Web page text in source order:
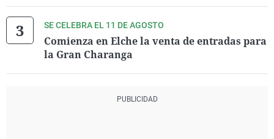
SE CELEBRA EL 11 DE AGOSTO
Comienza en Elche la venta de entradas para
la Gran Charanga